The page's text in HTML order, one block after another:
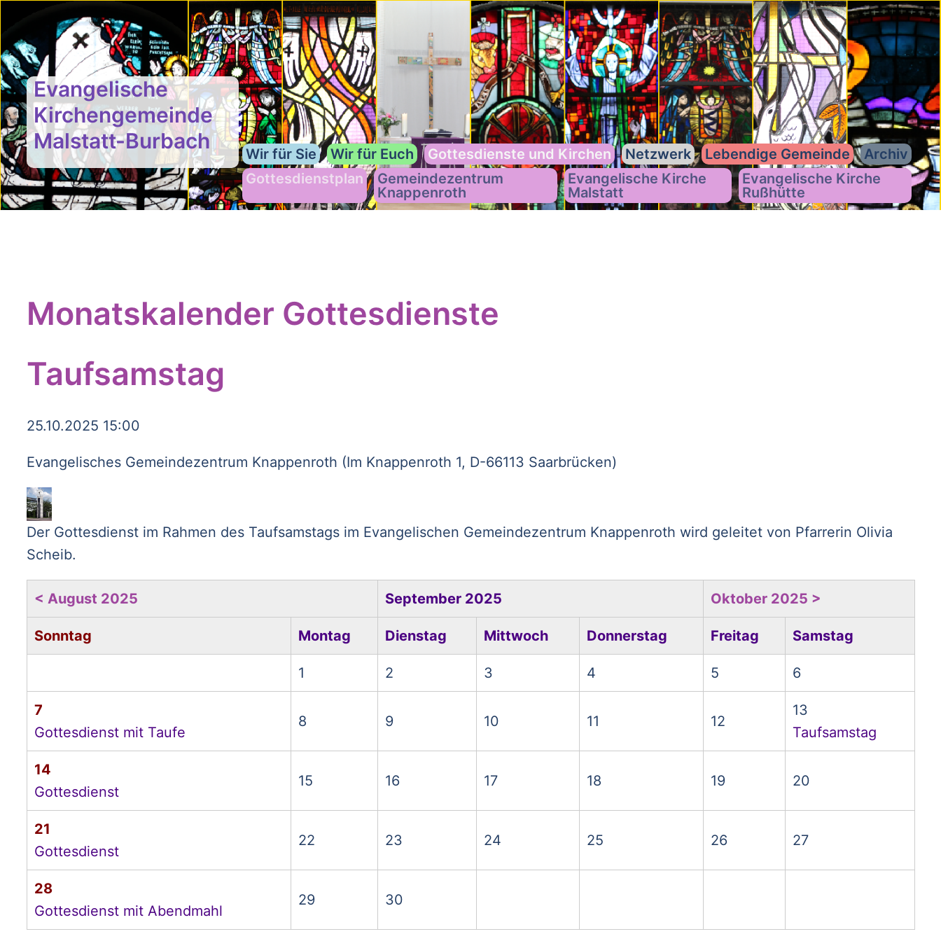
Evangelische
Kirchengemeinde
Malstatt-Burbach
Wir für Sie Wir für Euch
Gottesdienste und Kirchen
Gottesdienstplan
Gemeindezentrum
Knappenroth
Evangelische Kirche
Malstatt
Evangelische Kirche
Rußhütte
Netzwerk Lebendige Gemeinde Archiv
Monatskalender Gottesdienste
Taufsamstag
25.10.2025 15:00
Evangelisches Gemeindezentrum Knappenroth (Im Knappenroth 1, D-66113 Saarbrücken)
Der Gottesdienst im Rahmen des Taufsamstags im Evangelischen Gemeindezentrum Knappenroth wird geleitet von Pfarrerin Olivia
Scheib.
< August 2025 September 2025 Oktober 2025 >
Sonntag Montag Dienstag Mittwoch Donnerstag Freitag Samstag
1 2 3 4 5 6
7
Gottesdienst mit Taufe
8 9 10 11 12
13
Taufsamstag
14
Gottesdienst
15 16 17 18 19 20
21
Gottesdienst
22 23 24 25 26 27
28
Gottesdienst mit Abendmahl
29 30